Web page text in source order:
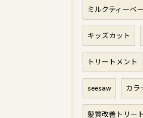
ミルクティーベ
キッズカット
トリートメント
seesaw カラ
髪質改善トリー